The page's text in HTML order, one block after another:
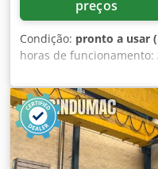
preços
Condição: pronto a usar
horas de funcionamento:
,
eixos:5, Esta DMG MORI
foi fabricada em 2017.
controlo Siemens
pressão para o
arrefecimento a 20 bar.